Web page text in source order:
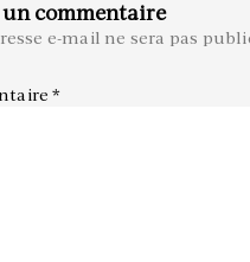
un commentaire
e-mail ne sera pas
*